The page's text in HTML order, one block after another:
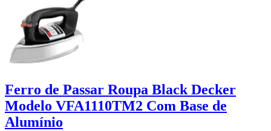
Ferro de Passar Roupa Black Decker
Modelo VFA1110TM2 Com Base de
Alumínio